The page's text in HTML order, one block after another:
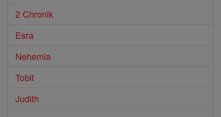
2 Chronik
Esra
Nehemia
Tobit
Judith